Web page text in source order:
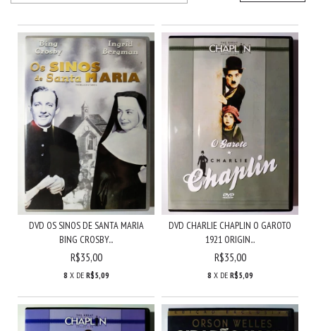
DVD OS SINOS DE SANTA MARIA
BING CROSBY...
R$35,00
8 X DE R$5,09
DVD CHARLIE CHAPLIN O GAROTO
1921 ORIGIN...
R$35,00
8 X DE R$5,09